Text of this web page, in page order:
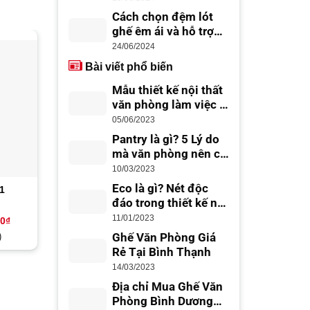
₫Giá
là:
-9%
Ghế quầy cao GQC 5
Giá
là:
1,650,000₫.
1,500,000
hiện
tại
là:
1,500,000₫.
Ghế quầy thấp GQT
Cách chọn đệm lót
ghế êm ái và hỗ trợ
lưng tốt
24/06/2024
Bài viết phổ biến
Mẫu thiết kế nội thất
văn phòng làm việc –
thiết kế văn phòng
đẹp, chuyên nghiệp
05/06/2023
Pantry là gì? 5 Lý do
mà văn phòng nên có
Office Pantry
10/03/2023
Eco là gì? Nét độc
đáo trong thiết kế nội
thất Eco
11/01/2023
Ghế Văn Phòng Giá
Rẻ Tại Bình Thạnh
14/03/2023
Địa chỉ Mua Ghế Văn
Phòng Bình Dương